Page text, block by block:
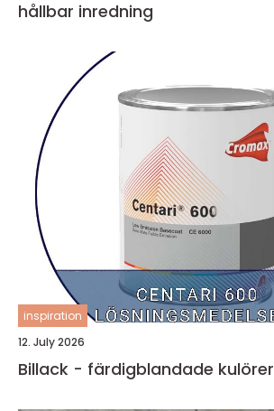
hållbar inredning
inspiration
12. July 2026
Billack - färdigblandade kulörer